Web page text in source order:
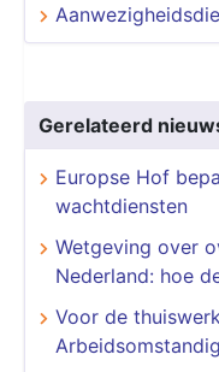
Gerelateerd
Europse Hof
wachtdiensten
Wetgeving over
Nederland: hoe
Voor de